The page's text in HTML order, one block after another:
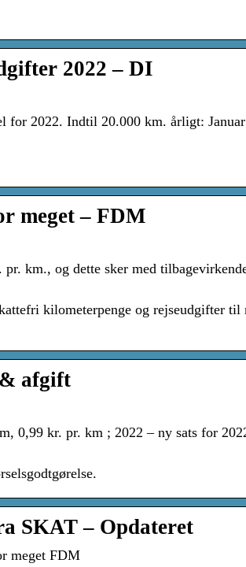
2022 – DI
2022. Indtil 20.000 km. årligt:
meget – FDM
km., og dette sker med
kilometerpenge og rejseudgifter til
afgift
0,99 kr. pr. km ; 2022 – ny sats for
SKAT – Opdateret
meget FDM